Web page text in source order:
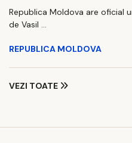
Republica Moldova are oficial
de Vasil ...
REPUBLICA MOLDOVA
VEZI TOATE